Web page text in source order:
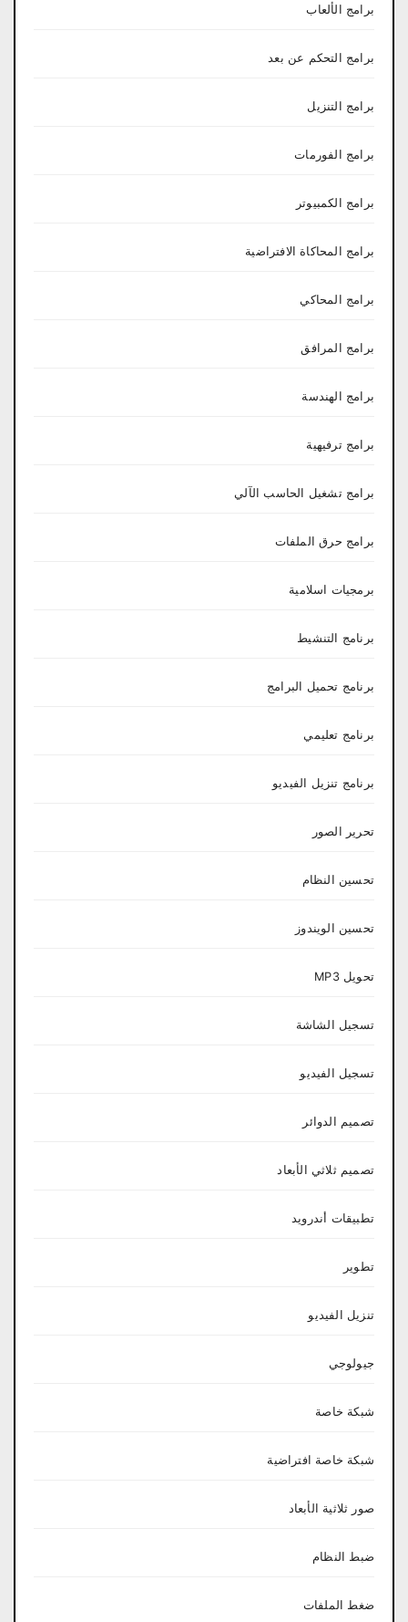
برامج الألعاب
برامج التحكم عن بعد
برامج التنزيل
برامج الفورمات
برامج الكمبيوتر
برامج المحاكاة الافتراضية
برامج المحاكي
برامج المرافق
برامج الهندسة
برامج ترفيهية
برامج تشغيل الحاسب الآلي
برامج حرق الملفات
برمجيات اسلامية
برنامج التنشيط
برنامج تحميل البرامج
برنامج تعليمي
برنامج تنزيل الفيديو
تحرير الصور
تحسين النظام
تحسين الويندوز
تحويل MP3
تسجيل الشاشة
تسجيل الفيديو
تصميم الدوائر
تصميم ثلاثي الأبعاد
تطبيقات أندرويد
تطوير
تنزيل الفيديو
جيولوجي
شبكة خاصة
شبكة خاصة افتراضية
صور ثلاثية الأبعاد
ضبط النظام
ضغط الملفات